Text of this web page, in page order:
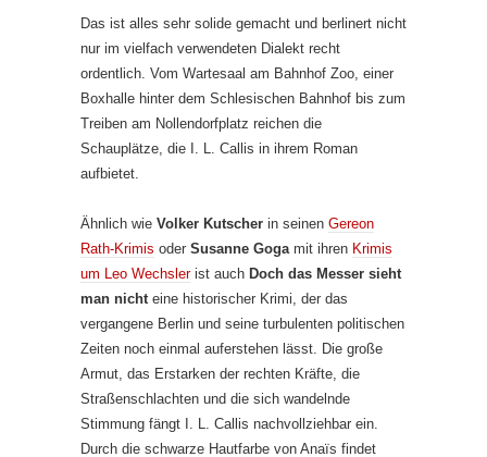
Das ist alles sehr solide gemacht und berlinert nicht
nur im vielfach verwendeten Dialekt recht
ordentlich. Vom Wartesaal am Bahnhof Zoo, einer
Boxhalle hinter dem Schlesischen Bahnhof bis zum
Treiben am Nollendorfplatz reichen die
Schauplätze, die I. L. Callis in ihrem Roman
aufbietet.
Ähnlich wie Volker Kutscher in seinen Gereon
Rath-Krimis oder Susanne Goga mit ihren Krimis
um Leo Wechslerist auch Doch das Messer sieht
man nicht eine historischer Krimi, der das
vergangene Berlin und seine turbulenten politischen
Zeiten noch einmal auferstehen lässt. Die große
Armut, das Erstarken der rechten Kräfte, die
Straßenschlachten und die sich wandelnde
Stimmung fängt I. L. Callis nachvollziehbar ein.
Durch die schwarze Hautfarbe von Anaïs findet